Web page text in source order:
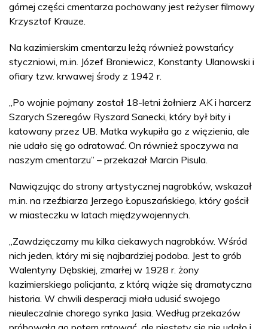
górnej części cmentarza pochowany jest reżyser filmowy
Krzysztof Krauze.
Na kazimierskim cmentarzu leżą również powstańcy
styczniowi, m.in. Józef Broniewicz, Konstanty Ulanowski i
ofiary tzw. krwawej środy z 1942 r.
„Po wojnie pojmany został 18-letni żołnierz AK i harcerz
Szarych Szeregów Ryszard Sanecki, który był bity i
katowany przez UB. Matka wykupiła go z więzienia, ale
nie udało się go odratować. On również spoczywa na
naszym cmentarzu” – przekazał Marcin Pisula.
Nawiązując do strony artystycznej nagrobków, wskazał
m.in. na rzeźbiarza Jerzego Łopuszańskiego, który gościł
w miasteczku w latach międzywojennych.
„Zawdzięczamy mu kilka ciekawych nagrobków. Wśród
nich jeden, który mi się najbardziej podoba. Jest to grób
Walentyny Dębskiej, zmarłej w 1928 r. żony
kazimierskiego policjanta, z którą wiąże się dramatyczna
historia. W chwili desperacji miała udusić swojego
nieuleczalnie chorego synka Jasia. Według przekazów